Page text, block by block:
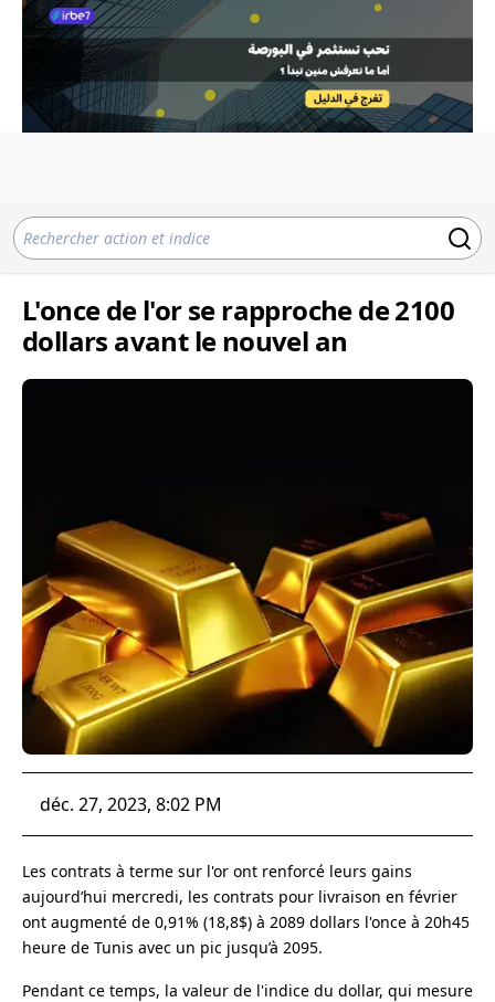
L'once de l'or se rapproche de 2100
dollars avant le nouvel an
déc. 27, 2023, 8:02 PM
Les contrats à terme sur l'or ont renforcé leurs gains
aujourd’hui mercredi, les contrats pour livraison en février
ont augmenté de 0,91% (18,8$) à 2089 dollars l'once à 20h45
heure de Tunis avec un pic jusqu’à 2095.
Pendant ce temps, la valeur de l'indice du dollar, qui mesure